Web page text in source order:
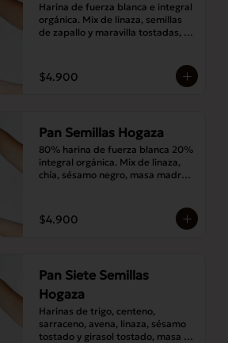
Harina de fuerza blanca e integral
orgánica. Mix de linaza, semillas
de zapallo y maravilla tostadas,
$4.900
Pan Semillas Hogaza
80% harina de fuerza blanca 20%
integral orgánica. Mix de linaza,
chía, sésamo negro, masa madre y
$4.900
Pan Siete Semillas
Hogaza
Harinas de trigo, centeno,
sarraceno, avena, linaza, sésamo
tostado y girasol tostado, masa